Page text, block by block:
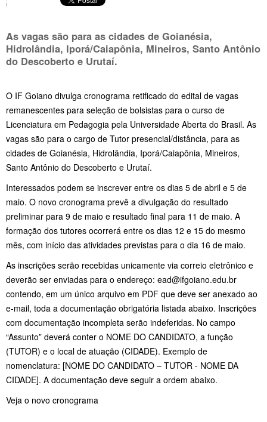
As vagas são para as cidades de Goianésia,
Hidrolândia, Iporá/Caiapônia, Mineiros, Santo Antônio
do Descoberto e Urutaí.
O IF Goiano divulga cronograma retificado do edital de vagas
remanescentes para seleção de bolsistas para o curso de
Licenciatura em Pedagogia pela Universidade Aberta do Brasil. As
vagas são para o cargo de Tutor presencial/distância, para as
cidades de Goianésia, Hidrolândia, Iporá/Caiapônia, Mineiros,
Santo Antônio do Descoberto e Urutaí.
Interessados podem se inscrever entre os dias 5 de abril e 5 de
maio. O novo cronograma prevê a divulgação do resultado
preliminar para 9 de maio e resultado final para 11 de maio. A
formação dos tutores ocorrerá entre os dias 12 e 15 do mesmo
mês, com início das atividades previstas para o dia 16 de maio.
As inscrições serão recebidas unicamente via correio eletrônico e
deverão ser enviadas para o endereço: ead@ifgoiano.edu.br
contendo, em um único arquivo em PDF que deve ser anexado ao
e-mail, toda a documentação obrigatória listada abaixo. Inscrições
com documentação incompleta serão indeferidas. No campo
“Assunto” deverá conter o NOME DO CANDIDATO, a função
(TUTOR) e o local de atuação (CIDADE). Exemplo de
nomenclatura: [NOME DO CANDIDATO – TUTOR - NOME DA
CIDADE]. A documentação deve seguir a ordem abaixo.
Veja o novo cronograma